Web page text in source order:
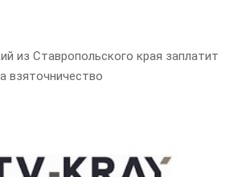
из Ставропольского края заплатит
взяточничество